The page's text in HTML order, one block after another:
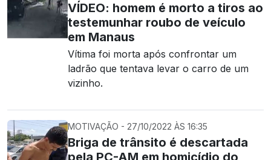
VÍDEO: homem é morto a tiros ao
testemunhar roubo de veículo
em Manaus
Vítima foi morta após confrontar um
ladrão que tentava levar o carro de um
vizinho.
MOTIVAÇÃO - 27/10/2022 ÀS 16:35
Briga de trânsito é descartada
pela PC-AM em homicídio do